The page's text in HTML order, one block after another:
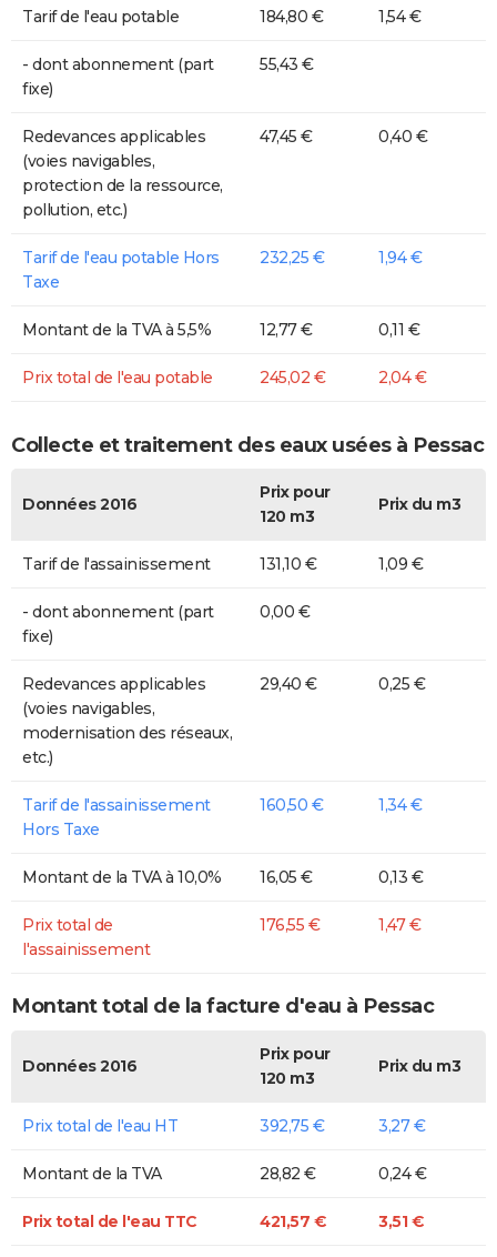
Tarif de l'eau potable 184,80 € 1,54 €
- dont abonnement (part
fixe)
55,43 €
Redevances applicables
(voies navigables,
protection de la ressource,
pollution, etc.)
47,45 € 0,40 €
Tarif de l'eau potable Hors
Taxe
232,25 € 1,94 €
Montant de la TVA à 5,5% 12,77 € 0,11 €
Prix total de l'eau potable 245,02 € 2,04 €
Collecte et traitement des eaux usées à Pessac
Données 2016
Prix pour
120 m3
Prix du m3
Tarif de l'assainissement 131,10 € 1,09 €
- dont abonnement (part
fixe)
0,00 €
Redevances applicables
(voies navigables,
modernisation des réseaux,
etc.)
29,40 € 0,25 €
Tarif de l'assainissement
Hors Taxe
160,50 € 1,34 €
Montant de la TVA à 10,0% 16,05 € 0,13 €
Prix total de
l'assainissement
176,55 € 1,47 €
Montant total de la facture d'eau à Pessac
Données 2016
Prix pour
120 m3
Prix du m3
Prix total de l'eau HT 392,75 € 3,27 €
Montant de la TVA 28,82 € 0,24 €
Prix total de l'eau TTC 421,57 € 3,51 €